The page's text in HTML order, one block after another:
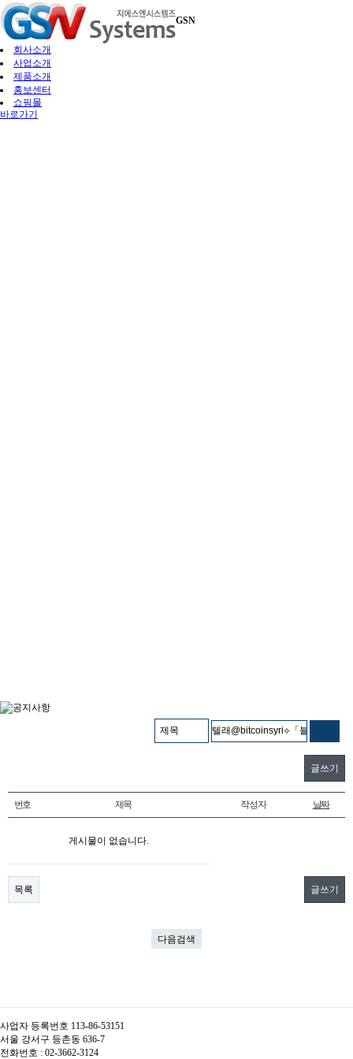
GSN
회사소개
사업소개
제품소개
홍보센터
쇼핑몰
바로가기
글쓰기
번호 제목 작성자 날짜
게시물이 없습니다.
목록 글쓰기
다음검색
사업자 등록번호 113-86-53151
서울 강서구 등촌동 636-7
전화번호 : 02-3662-3124